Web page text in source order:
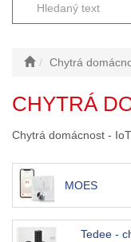
Chytrá
CHYTRÁ
Chytrá domácnost - IoT
MOES
Tedee -